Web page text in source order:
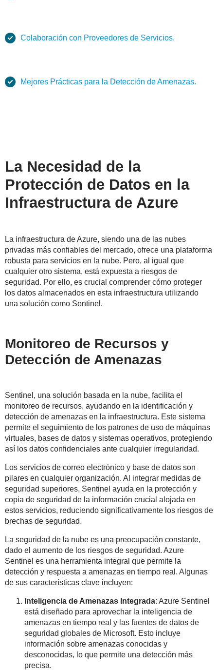
Colaboración con Proveedores de Servicios.
Mejores Prácticas para la Detección de Amenazas.
La Necesidad de la
Protección de Datos en la
Infraestructura de Azure
La infraestructura de Azure, siendo una de las nubes
privadas más confiables del mercado, ofrece una plataforma
robusta para servicios en la nube. Pero, al igual que
cualquier otro sistema, está expuesta a riesgos de
seguridad. Por ello, es crucial comprender cómo proteger
los datos almacenados en esta infraestructura utilizando
una solución como Sentinel.
Monitoreo de Recursos y
Detección de Amenazas
Sentinel, una solución basada en la nube, facilita el
monitoreo de recursos, ayudando en la identificación y
detección de amenazas en la infraestructura. Este sistema
permite el seguimiento de los patrones de uso de máquinas
virtuales, bases de datos y sistemas operativos, protegiendo
así los datos confidenciales ante cualquier irregularidad.
Los servicios de correo electrónico y base de datos son
pilares en cualquier organización. Al integrar medidas de
seguridad superiores, Sentinel ayuda en la protección y
copia de seguridad de la información crucial alojada en
estos servicios, reduciendo significativamente los riesgos de
brechas de seguridad.
La seguridad de la nube es una preocupación constante,
dado el aumento de los riesgos de seguridad. Azure
Sentinel es una herramienta integral que permite la
detección y respuesta a amenazas en tiempo real. Algunas
de sus características clave incluyen:
Inteligencia de Amenazas Integrada: Azure Sentinel
está diseñado para aprovechar la inteligencia de
amenazas en tiempo real y las fuentes de datos de
seguridad globales de Microsoft. Esto incluye
información sobre amenazas conocidas y
desconocidas, lo que permite una detección más
precisa.